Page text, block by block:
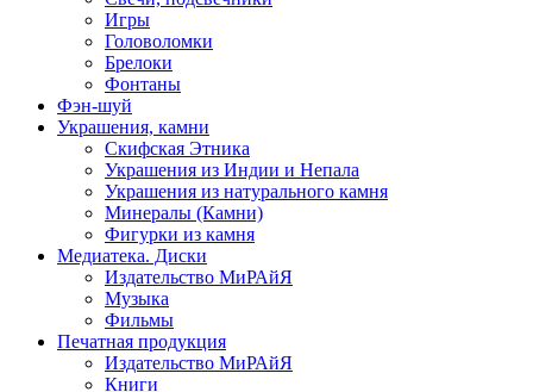
Игры
Головоломки
Брелоки
Фонтаны
Фэн-шуй
Украшения, камни
Скифская Этника
Украшения из Индии и Непала
Украшения из натурального камня
Минералы (Камни)
Фигурки из камня
Медиатека. Диски
Издательство МиРАйЯ
Музыка
Фильмы
Печатная продукция
Издательство МиРАйЯ
Книги